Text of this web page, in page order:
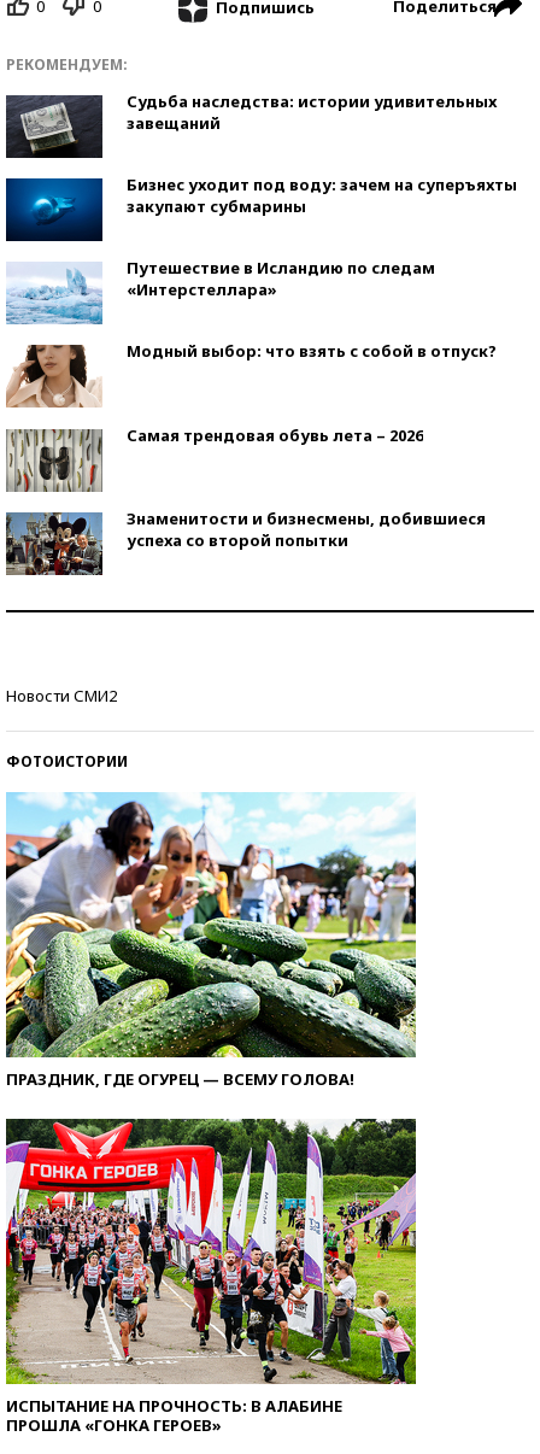
0 0 Подпишись Поделиться
РЕКОМЕНДУЕМ:
Судьба наследства: истории удивительных
завещаний
Бизнес уходит под воду: зачем на суперъяхты
закупают субмарины
Путешествие в Исландию по следам
«Интерстеллара»
Модный выбор: что взять с собой в отпуск?
Самая трендовая обувь лета – 2026
Знаменитости и бизнесмены, добившиеся
успеха со второй попытки
Новости СМИ2
ФОТОИСТОРИИ
ПРАЗДНИК, ГДЕ ОГУРЕЦ — ВСЕМУ ГОЛОВА!
ИСПЫТАНИЕ НА ПРОЧНОСТЬ: В АЛАБИНЕ
ПРОШЛА «ГОНКА ГЕРОЕВ»